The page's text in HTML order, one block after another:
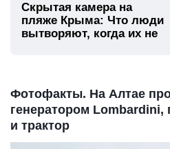
Скрытая камера на
пляже Крыма: Что люди
вытворяют, когда их не
Фотофакты. На Алтае
генератором
и трактор